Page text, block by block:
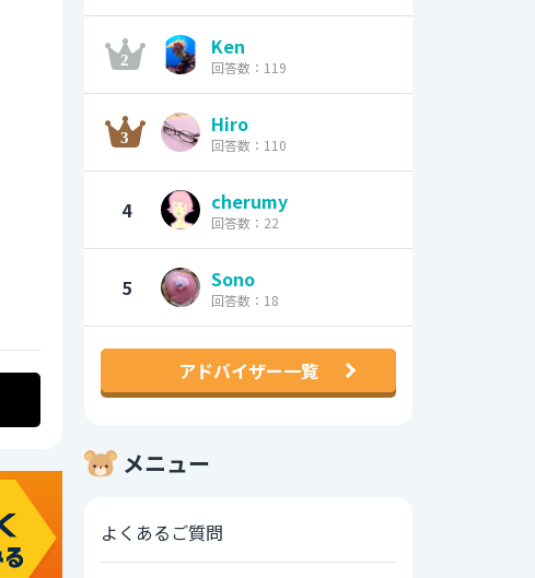
Ken
回答数：119
Hiro
回答数：110
4 cherumy
回答数：22
5 Sono
回答数：18
アドバイザー一覧
メニュー
よくあるご質問